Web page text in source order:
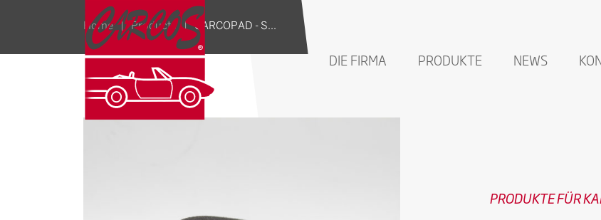
DIE FIRMA PRODUKTE NEWS
Home | Products | CARCOPAD - Schwarz - CARCOS
PRODUKTE FÜR